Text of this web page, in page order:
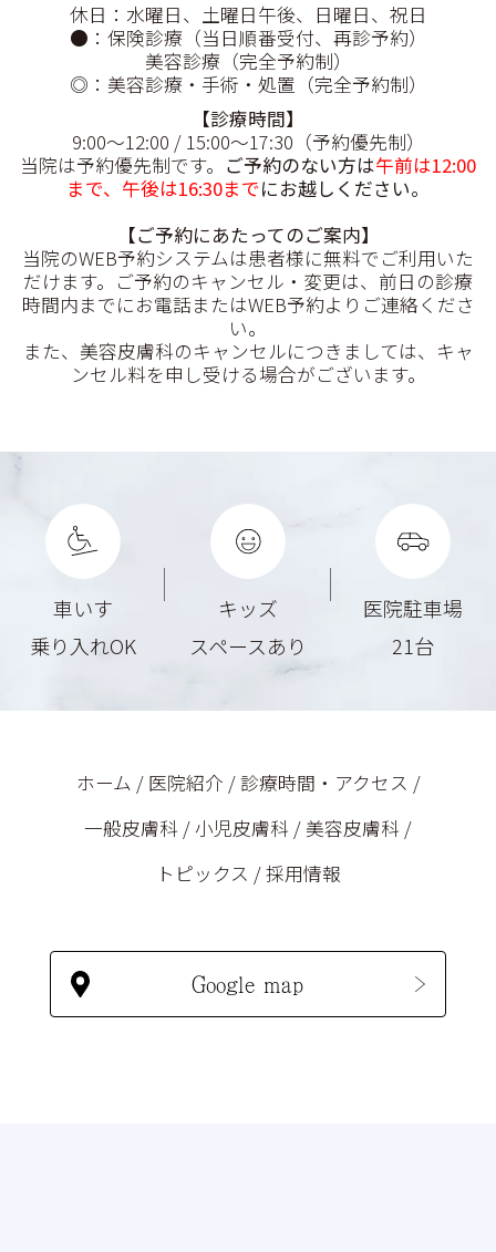
休日：水曜日、土曜日午後、日曜日、祝日
●：保険診療（当日順番受付、再診予約）
美容診療（完全予約制）
◎：美容診療・手術・処置（完全予約制）
【診療時間】
9:00〜12:00 / 15:00〜17:30（予約優先制）
当院は予約優先制です。 ご予約のない方は午前は12:00
まで、午後は16:30までにお越しください。
【ご予約にあたってのご案内】
当院のWEB予約システムは患者様に無料でご利用いた
だけます。ご予約のキャンセル・変更は、前日の診療
時間内までにお電話またはWEB予約よりご連絡くださ
い。
また、美容皮膚科のキャンセルにつきましては、キャ
ンセル料を申し受ける場合がございます。
車いす
乗り入れOK
キッズ
スペースあり
医院駐車場
21台
ホーム / 医院紹介 /診療時間・アクセス /
一般皮膚科 / 小児皮膚科 / 美容皮膚科 /
トピックス /採用情報
Google map